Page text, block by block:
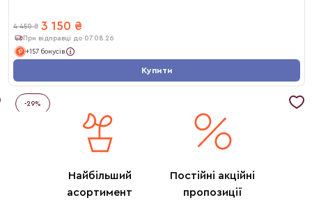
4 450 ₴ 3 150 ₴
При відправці до 07.08.26
+157 бонусів
Купити
-29%
Найбільший
асортимент
Постійні акційні
пропозиції